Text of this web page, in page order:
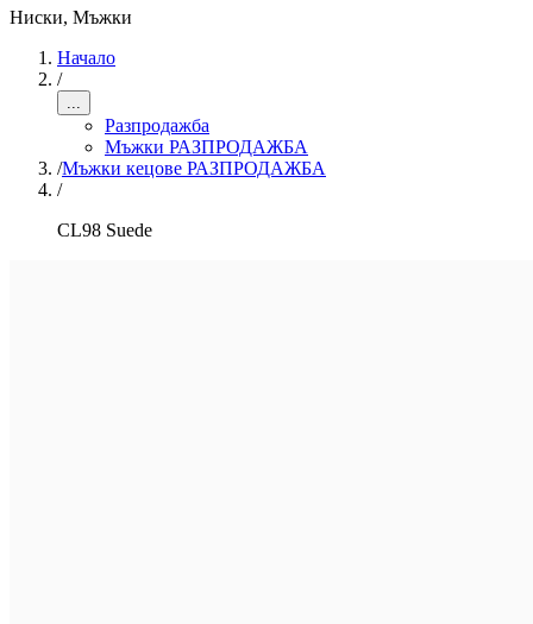
Ниски, Мъжки
Начало
/
...
Разпродажба
Мъжки РАЗПРОДАЖБА
/Мъжки кецове РАЗПРОДАЖБА
/
CL98 Suede